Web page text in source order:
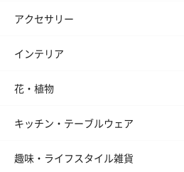
アクセサリー
インテリア
花・植物
キッチン・テーブルウェア
趣味・ライフスタイル雑貨